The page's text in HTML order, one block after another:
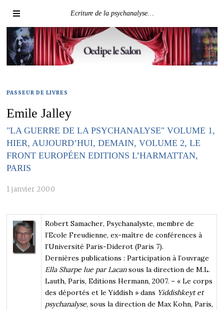
Ecriture de la psychanalyse…
PASSEUR DE LIVRES
Emile Jalley
"LA GUERRE DE LA PSYCHANALYSE" VOLUME 1,
HIER, AUJOURD’HUI, DEMAIN, VOLUME 2, LE
FRONT EUROPÉEN EDITIONS L’HARMATTAN,
PARIS
1 janvier 2000
Robert Samacher, Psychanalyste, membre de
l’Ecole Freudienne, ex-maître de conférences à
l’Université Paris-Diderot (Paris 7).
Dernières publications : Participation à l’ouvrage
Ella Sharpe lue par Lacansous la direction de M.L.
Lauth, Paris, Editions Hermann, 2007. – « Le corps
des déportés et le Yiddish » dans Yiddishkeyt et
psychanalyse, sous la direction de Max Kohn, Paris,